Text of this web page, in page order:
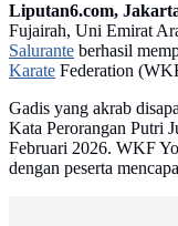
Liputan6.com,
Fujairah, Uni Emirat
Salurante berhasil
Karate Federation
Gadis yang akrab
Kata Perorangan Putri
Februari 2026. WKF
dengan peserta